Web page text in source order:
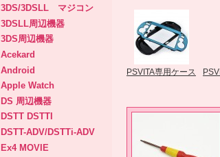
3DS/3DSLL マジコン
3DSLL周辺機器
3DS周辺機器
Acekard
Android
Apple Watch
DS 周辺機器
DSTT DSTTI
DSTT-ADV/DSTTi-ADV
Ex4 MOVIE
PSVITA専用ケース